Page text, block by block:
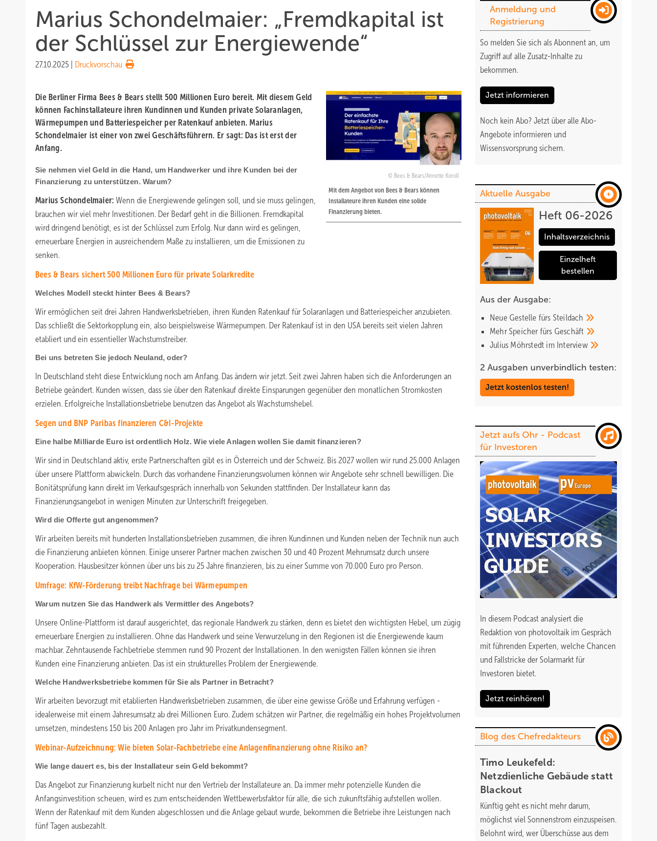
Marius Schondelmaier: „Fremdkapital ist
der Schlüssel zur Energiewende“
27.10.2025 Druckvorschau
Bees & Bears/Annette Koroll
Mit dem Angebot von Bees & Bears können
Installateure ihren Kunden eine solide
Finanzierung bieten.
Die Berliner Firma Bees & Bears stellt 500 Millionen Euro bereit. Mit diesem Geld
können Fachinstallateure ihren Kundinnen und Kunden private Solaranlagen,
Wärmepumpen und Batteriespeicher per Ratenkauf anbieten. Marius
Schondelmaier ist einer von zwei Geschäftsführern. Er sagt: Das ist erst der
Anfang.
Sie nehmen viel Geld in die Hand, um Handwerker und ihre Kunden bei der
Finanzierung zu unterstützen. Warum?
Marius Schondelmaier:Wenn die Energiewende gelingen soll, und sie muss gelingen,
brauchen wir viel mehr Investitionen. Der Bedarf geht in die Billionen. Fremdkapital
wird dringend benötigt, es ist der Schlüssel zum Erfolg. Nur dann wird es gelingen,
erneuerbare Energien in ausreichendem Maße zu installieren, um die Emissionen zu
senken.
Bees & Bears sichert 500 Millionen Euro für private Solarkredite
Welches Modell steckt hinter Bees & Bears?
Wir ermöglichen seit drei Jahren Handwerksbetrieben, ihren Kunden Ratenkauf für Solaranlagen und Batteriespeicher anzubieten.
Das schließt die Sektorkopplung ein, also beispielsweise Wärmepumpen. Der Ratenkauf ist in den USA bereits seit vielen Jahren
etabliert und ein essentieller Wachstumstreiber.
Bei uns betreten Sie jedoch Neuland, oder?
In Deutschland steht diese Entwicklung noch am Anfang. Das ändern wir jetzt. Seit zwei Jahren haben sich die Anforderungen an
Betriebe geändert. Kunden wissen, dass sie über den Ratenkauf direkte Einsparungen gegenüber den monatlichen Stromkosten
erzielen. Erfolgreiche Installationsbetriebe benutzen das Angebot als Wachstumshebel.
Segen und BNP Paribas finanzieren C&I-Projekte
Eine halbe Milliarde Euro ist ordentlich Holz. Wie viele Anlagen wollen Sie damit finanzieren?
Wir sind in Deutschland aktiv, erste Partnerschaften gibt es in Österreich und der Schweiz. Bis 2027 wollen wir rund 25.000 Anlagen
über unsere Plattform abwickeln. Durch das vorhandene Finanzierungsvolumen können wir Angebote sehr schnell bewilligen. Die
Bonitätsprüfung kann direkt im Verkaufsgespräch innerhalb von Sekunden stattfinden. Der Installateur kann das
Finanzierungsangebot in wenigen Minuten zur Unterschrift freigegeben.
Wird die Offerte gut angenommen?
Wir arbeiten bereits mit hunderten Installationsbetrieben zusammen, die ihren Kundinnen und Kunden neben der Technik nun auch
die Finanzierung anbieten können. Einige unserer Partner machen zwischen 30 und 40 Prozent Mehrumsatz durch unsere
Kooperation. Hausbesitzer können über uns bis zu 25 Jahre finanzieren, bis zu einer Summe von 70.000 Euro pro Person.
Umfrage: KfW-Förderung treibt Nachfrage bei Wärmepumpen
Warum nutzen Sie das Handwerk als Vermittler des Angebots?
Unsere Online-Plattform ist darauf ausgerichtet, das regionale Handwerk zu stärken, denn es bietet den wichtigsten Hebel, um zügig
erneuerbare Energien zu installieren. Ohne das Handwerk und seine Verwurzelung in den Regionen ist die Energiewende kaum
machbar. Zehntausende Fachbetriebe stemmen rund 90 Prozent der Installationen. In den wenigsten Fällen können sie ihren
Kunden eine Finanzierung anbieten. Das ist ein strukturelles Problem der Energiewende.
Welche Handwerksbetriebe kommen für Sie als Partner in Betracht?
Wir arbeiten bevorzugt mit etablierten Handwerksbetrieben zusammen, die über eine gewisse Größe und Erfahrung verfügen -
idealerweise mit einem Jahresumsatz ab drei Millionen Euro. Zudem schätzen wir Partner, die regelmäßig ein hohes Projektvolumen
umsetzen, mindestens 150 bis 200 Anlagen pro Jahr im Privatkundensegment.
Webinar-Aufzeichnung: Wie bieten Solar-Fachbetriebe eine Anlagenfinanzierung ohne Risiko an?
Wie lange dauert es, bis der Installateur sein Geld bekommt?
Das Angebot zur Finanzierung kurbelt nicht nur den Vertrieb der Installateure an. Da immer mehr potenzielle Kunden die
Anfangsinvestition scheuen, wird es zum entscheidenden Wettbewerbsfaktor für alle, die sich zukunftsfähig aufstellen wollen.
Wenn der Ratenkauf mit dem Kunden abgeschlossen und die Anlage gebaut wurde, bekommen die Betriebe ihre Leistungen nach
fünf Tagen ausbezahlt.
Anmeldung und
Registrierung
So melden Sie sich als Abonnent an, um
Zugriff auf alle Zusatz-Inhalte zu
bekommen.
Jetzt informieren
Noch kein Abo? Jetzt über alle Abo-
Angebote informieren und
Wissensvorsprung sichern.
Aktuelle Ausgabe
Heft 06-2026
Inhaltsverzeichnis
Einzelheft
bestellen
Aus der Ausgabe:
Neue Gestelle fürs Steildach
Mehr Speicher fürs Geschäft
Julius Möhrstedt im Interview
2 Ausgaben unverbindlich testen:
Jetzt kostenlos testen!
Jetzt aufs Ohr - Podcast
für Investoren
In diesem Podcast analysiert die
Redaktion von photovoltaik im Gespräch
mit führenden Experten, welche Chancen
und Fallstricke der Solarmarkt für
Investoren bietet.
Jetzt reinhören!
Blog des Chefredakteurs
Timo Leukefeld:
Netzdienliche Gebäude statt
Blackout
Künftig geht es nicht mehr darum,
möglichst viel Sonnenstrom einzuspeisen.
Belohnt wird, wer Überschüsse aus dem